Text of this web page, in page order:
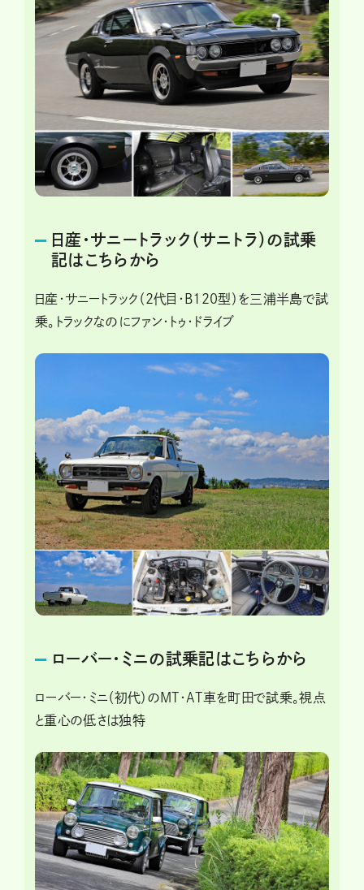
日産・サニートラック（サニトラ）の試乗
記はこちらから
日産・サニートラック（2代目・B120型）を三浦半島で試
乗。トラックなのにファン・トゥ・ドライブ
ローバー・ミニの試乗記はこちらから
ローバー・ミニ（初代）のMT・AT車を町田で試乗。視点
と重心の低さは独特